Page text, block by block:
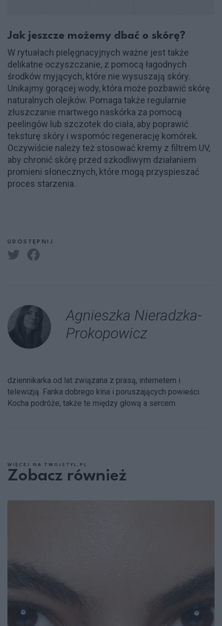
Jak jeszcze możemy dbać o skórę?
W rytuałach pielęgnacyjnych ważne jest także
delikatne oczyszczanie, z pomocą łagodnych
środków myjących, które nie wysuszają skóry.
Unikajmy gorącej wody, która może pozbawić skórę
naturalnych olejków. Pomaga także regularnie
złuszczanie martwego naskórka za pomocą
peelingów lub szczotek do ciała, aby poprawić
teksturę skóry i wspomóc regenerację komórek.
Oczywiście należy też stosować kremy z filtrem UV,
aby chronić skórę przed szkodliwym działaniem
promieni słonecznych, które mogą przyspieszać
proces starzenia.
UDOSTĘPNIJ
Agnieszka Nieradzka-
Prokopowicz
dziennikarka od lat związana z prasą, internetem i
telewizją. Fanka dobrego kina i poruszających powieści.
Kocha podróże, także te między głową a sercem.
WIĘCEJ NA TWOJSTYL.PL
Zobacz również